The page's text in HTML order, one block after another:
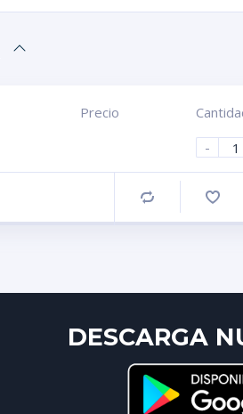
Precio
-
Comprar
DESCARGA